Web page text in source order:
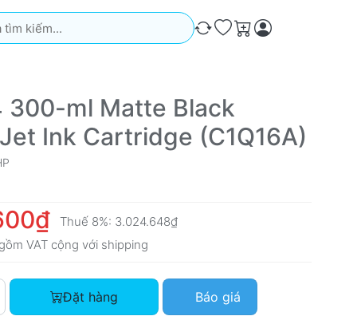
Kết quả sẽ tự động xuất hiện khi bạn nhập. Nhấn phím
So sánh
Ưa thích
Giỏ hàng
300-ml Matte Black
Ink Cartridge (C1Q16A)
Thuế 8%: 3.024.648₫
VAT cộng với shipping
HP 764 300-ml Matte Black DesignJet Ink Cartridge
Đặt hàng Báo giá